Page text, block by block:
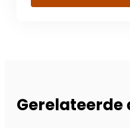
Gerelateerde